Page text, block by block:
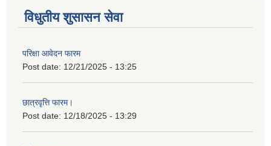
विधुतीय शुसासन सेवा
परिक्षा आवेदन फारम
Post date: 12/21/2025 - 13:25
छात्रवृत्ति फारम।
Post date: 12/18/2025 - 13:29